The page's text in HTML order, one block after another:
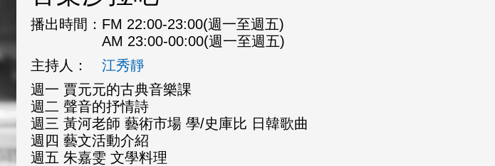
播出時間： FM 22:00-23:00(週一至週五)
AM 23:00-00:00(週一至週五)
主持人：
江秀靜
週一 賈元元的古典音樂課
週二 聲音的抒情詩
週三 黃河老師 藝術市場 學/史庫比 日韓歌曲
週四 藝文活動介紹
週五 朱嘉雯 文學料理